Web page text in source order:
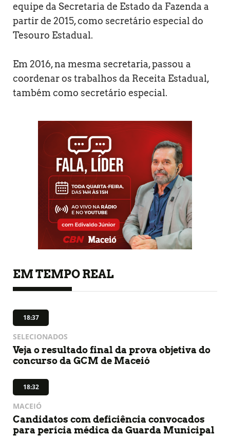
equipe da Secretaria de Estado da Fazenda a
partir de 2015, como secretário especial do
Tesouro Estadual.
Em 2016, na mesma secretaria, passou a
coordenar os trabalhos da Receita Estadual,
também como secretário especial.
EM TEMPO REAL
18:37
SELECIONADOS
Veja o resultado final da prova objetiva do
concurso da GCM de Maceió
18:32
MACEIÓ
Candidatos com deficiência convocados
para perícia médica da Guarda Municipal